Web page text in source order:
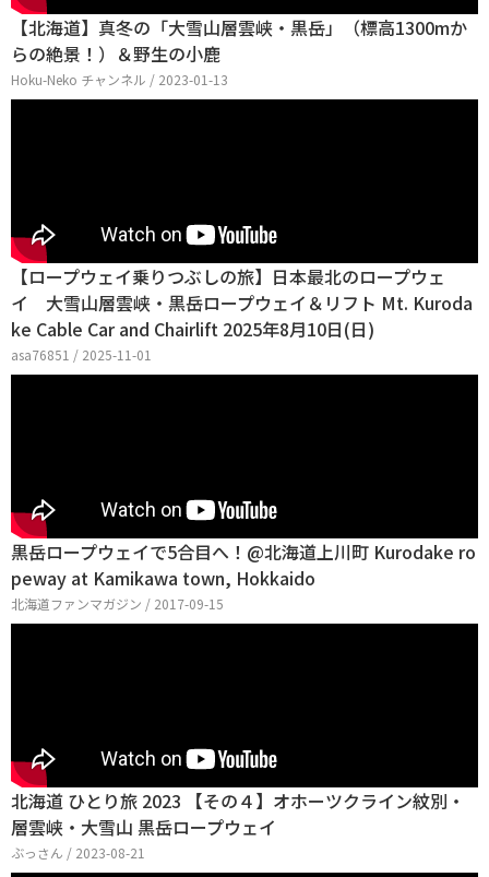
【北海道】真冬の「大雪山層雲峡・黒岳」（標高1300mか
らの絶景！）＆野生の小鹿
Hoku-Neko チャンネル / 2023-01-13
【ロープウェイ乗りつぶしの旅】日本最北のロープウェ
イ 大雪山層雲峡・黒岳ロープウェイ＆リフト Mt. Kuroda
ke Cable Car and Chairlift 2025年8月10日(日)
asa76851 / 2025-11-01
黒岳ロープウェイで5合目へ！@北海道上川町 Kurodake ro
peway at Kamikawa town, Hokkaido
北海道ファンマガジン / 2017-09-15
北海道 ひとり旅 2023 【その４】オホーツクライン紋別・
層雲峡・大雪山 黒岳ロープウェイ
ぶっさん / 2023-08-21